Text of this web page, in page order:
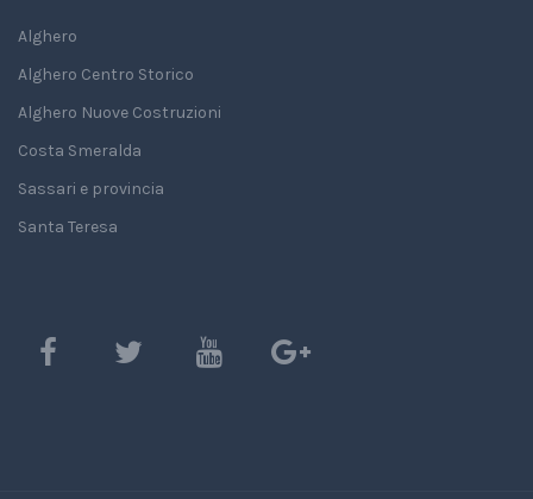
Alghero
Alghero Centro Storico
Alghero Nuove Costruzioni
Costa Smeralda
Sassari e provincia
Santa Teresa